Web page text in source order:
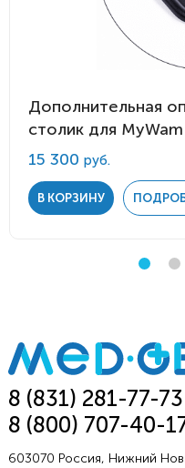
Дополнительная
столик для
15 300 руб.
В КОРЗИНУ
8 (831) 281-77-73
8 (800) 707-40-
603070 Россия, Нижний